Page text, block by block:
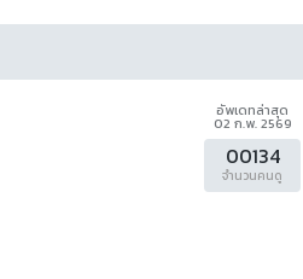
อัพเดทล่าสุด
02 ก.พ. 2569
00134
จำนวนคนดู